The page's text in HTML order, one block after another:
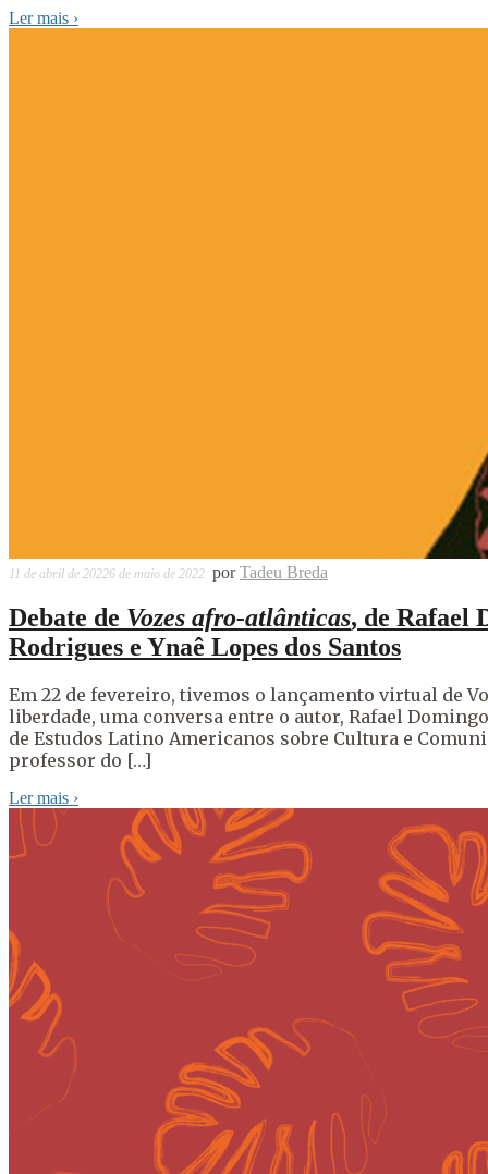
Ler mais ›
11 de abril de 20226 de maio de 2022 porTadeu Breda
Debate de Vozes afro-atlânticas, de Rafael
Rodrigues e Ynaê Lopes dos Santos
Em 22 de fevereiro, tivemos o lançamento virtual de
liberdade, uma conversa entre o autor, Rafael
de Estudos Latino Americanos sobre Cultura e
professor do […]
Ler mais ›